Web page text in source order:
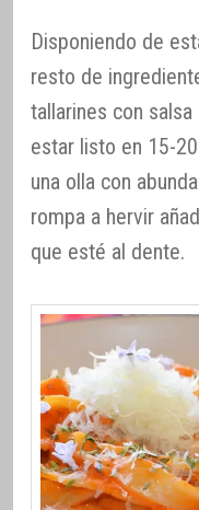
Disponiendo de
resto de
tallarines con
estar listo en 15-
una olla con
rompa a hervir
que esté al dente.